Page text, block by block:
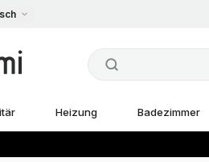
Heizung Badezimmer